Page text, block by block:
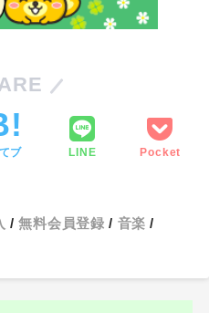
ブ LINE Pocket
無料会員登録
音楽